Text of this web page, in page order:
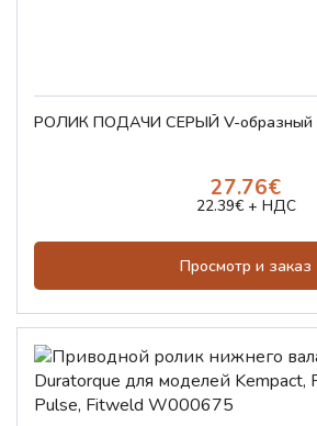
РОЛИК ПОДАЧИ СЕРЫЙ V-образный
27.76€
22.39€ + НДС
Просмотр и заказ